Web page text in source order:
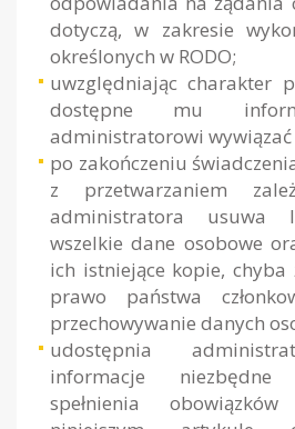
dotyczą, w zakresie
określonych w RODO;
uwzględniając charakter
dostępne mu
administratorowi wywiązać
po zakończeniu
z przetwarzaniem
administratora
wszelkie dane osobowe
ich istniejące kopie,
prawo państwa
przechowywanie danych
udostępnia
informacje
spełnienia